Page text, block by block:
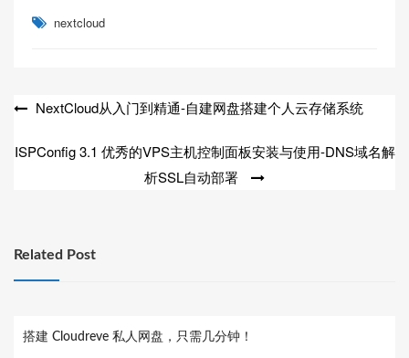
nextcloud
文 NextCloud从入门到精通-自建网盘搭建个人云存储系统
ISPConfig 3.1 优秀的VPS主机控制面板安装与使用-DNS域名解
析SSL自动部署
Related Post
搭建 Cloudreve 私人网盘，只需几分钟！